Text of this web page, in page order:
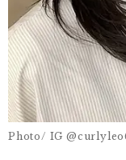
Photo/ IG